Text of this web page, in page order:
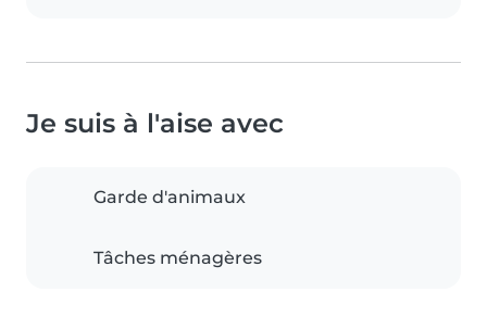
Je suis à l'aise avec
Garde d'animaux
Tâches ménagères